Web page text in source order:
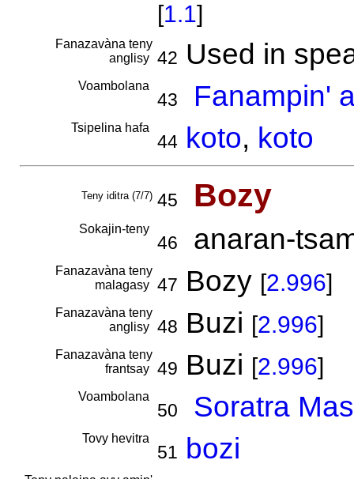
[1.1]
Fanazavàna teny
anglisy 42 Used in
Voambolana
43 Fanampin'
Tsipelina hafa
44 koto, koto
Teny iditra (7/7) 45 Bozy
Sokajin-teny
46 anaran-
Fanazavàna teny
malagasy 47 Bozy [2.996]
Fanazavàna teny
anglisy 48 Buzi [2.996]
Fanazavàna teny
frantsay 49 Buzi [2.996]
Voambolana
50 Soratra
Tovy hevitra
51 bozi